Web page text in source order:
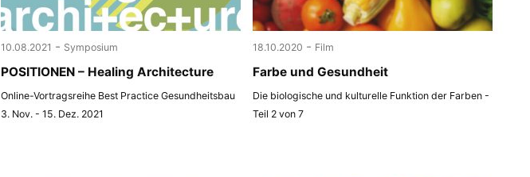
10.08.2021 - Symposium
POSITIONEN – Healing Architecture
Online-Vortragsreihe Best Practice Gesundheitsbau
3. Nov. - 15. Dez. 2021
18.10.2020 - Film
Farbe und Gesundheit
Die biologische und kulturelle Funktion der Farben -
Teil 2 von 7